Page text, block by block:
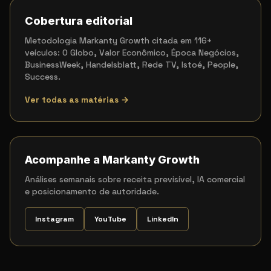
Cobertura editorial
Metodologia Markanty Growth citada em 116+
veículos: O Globo, Valor Econômico, Época Negócios,
BusinessWeek, Handelsblatt, Rede TV, Istoé, People,
Success.
Ver todas as matérias →
Acompanhe a Markanty Growth
Análises semanais sobre receita previsível, IA comercial
e posicionamento de autoridade.
Instagram YouTube LinkedIn